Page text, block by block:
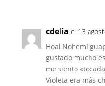
cdelia el 13
Hoal Nohemí
gustado mucho
me siento
Violeta era más